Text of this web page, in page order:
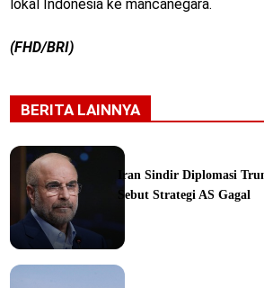
lokal Indonesia ke mancanegara.
(FHD/BRI)
BERITA LAINNYA
Iran Sindir Diplomasi
Sebut Strategi AS Gagal